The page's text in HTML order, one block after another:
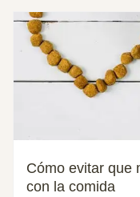
Cómo evitar que
con la comida